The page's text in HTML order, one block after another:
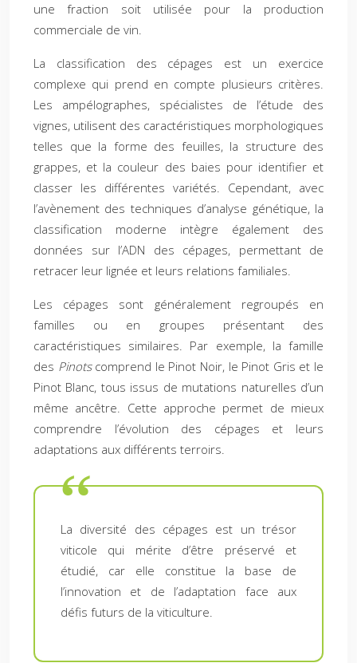
une fraction soit utilisée pour la production
commerciale de vin.
La classification des cépages est un exercice
complexe qui prend en compte plusieurs critères.
Les ampélographes, spécialistes de l’étude des
vignes, utilisent des caractéristiques morphologiques
telles que la forme des feuilles, la structure des
grappes, et la couleur des baies pour identifier et
classer les différentes variétés. Cependant, avec
l’avènement des techniques d’analyse génétique, la
classification moderne intègre également des
données sur l’ADN des cépages, permettant de
retracer leur lignée et leurs relations familiales.
Les cépages sont généralement regroupés en
familles ou en groupes présentant des
caractéristiques similaires. Par exemple, la famille
des Pinots comprend le Pinot Noir, le Pinot Gris et le
Pinot Blanc, tous issus de mutations naturelles d’un
même ancêtre. Cette approche permet de mieux
comprendre l’évolution des cépages et leurs
adaptations aux différents terroirs.
La diversité des cépages est un trésor
viticole qui mérite d’être préservé et
étudié, car elle constitue la base de
l’innovation et de l’adaptation face aux
défis futurs de la viticulture.